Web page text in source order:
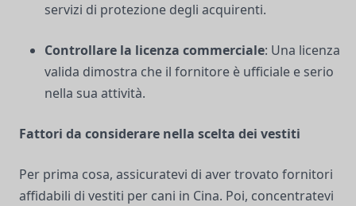
servizi di protezione degli acquirenti.
Controllare la licenza commerciale: Una licenza
valida dimostra che il fornitore è ufficiale e serio
nella sua attività.
Fattori da considerare nella scelta dei vestiti
Per prima cosa, assicuratevi di aver trovato fornitori
affidabili di vestiti per cani in Cina. Poi, concentratevi